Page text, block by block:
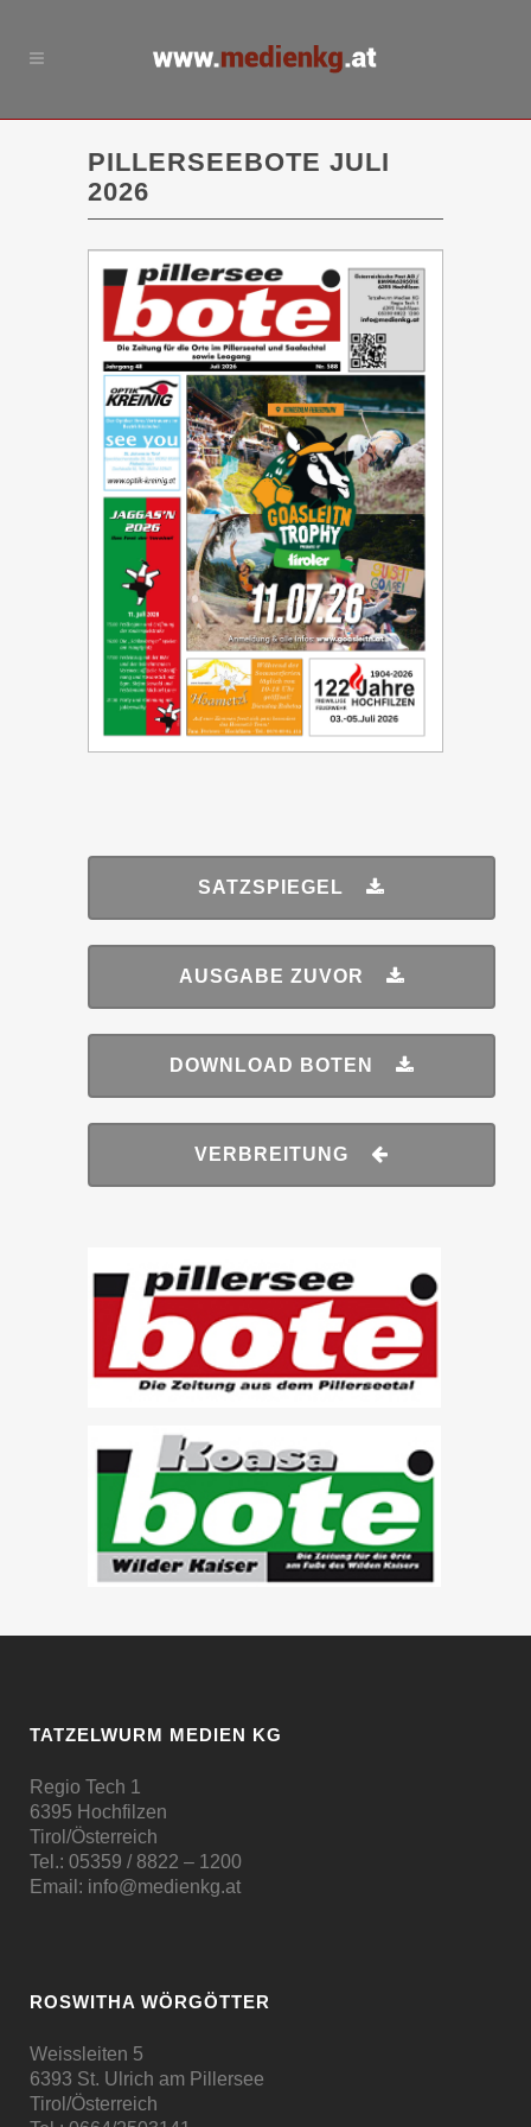
PILLERSEEBOTE JULI
2026
SATZSPIEGEL
AUSGABE ZUVOR
DOWNLOAD BOTEN
VERBREITUNG
TATZELWURM MEDIEN KG
Regio Tech 1
6395 Hochfilzen
Tirol/Österreich
Tel.: 05359 / 8822 – 1200
Email: info@medienkg.at
ROSWITHA WÖRGÖTTER
Weissleiten 5
6393 St. Ulrich am Pillersee
Tirol/Österreich